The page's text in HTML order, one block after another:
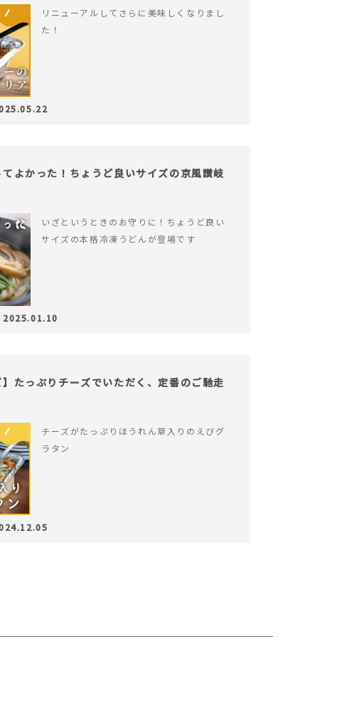
リニューアルしてさらに美味しくなりまし
た！
よかった！ちょうど良いサイズの京風讃岐
いざというときのお守りに！ちょうど良い
サイズの本格冷凍うどんが登場です
2025.01.10
たっぷりチーズでいただく、定番のご馳走
チーズがたっぷりほうれん草入りのえびグ
ラタン